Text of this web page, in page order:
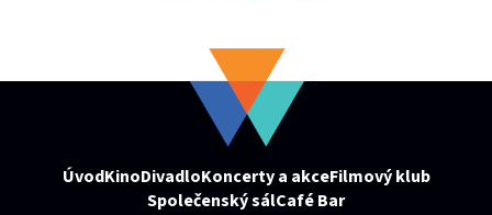
ÚvodKinoDivadloKoncerty a akceFilmový klub
Společenský sálCafé Bar